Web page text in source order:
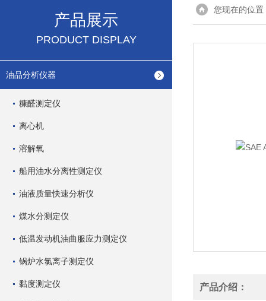
产品展示
PRODUCT DISPLAY
油品分析仪器
糠醛测定仪
离心机
溶解氧
船用油水分离性测定仪
油液质量快速分析仪
煤水分测定仪
低温发动机油曲服应力测定仪
锅炉水氯离子测定仪
黏度测定仪
您现在的位置
产品介绍：